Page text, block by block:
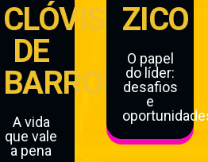
CLÓVIS
DE
BARROS
A vida
que vale
a pena
ZICO
O papel
do líder:
desafios
e